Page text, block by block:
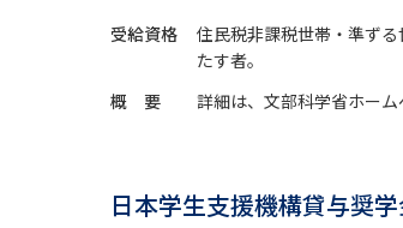
受給資格
住民税非課税世帯・準ず
たす者。
概 要
詳細は、文部科学省ホーム
日本学生支援機構貸与奨